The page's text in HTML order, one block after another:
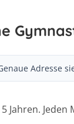
Adresse
Jahren.